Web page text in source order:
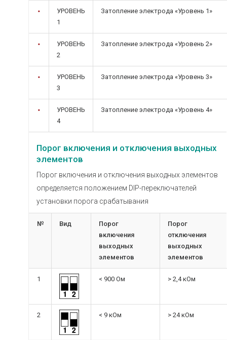
УРОВЕНЬ
1
Затопление электрода «Уровень 1»
УРОВЕНЬ
2
Затопление электрода «Уровень 2»
УРОВЕНЬ
3
Затопление электрода «Уровень 3»
УРОВЕНЬ
4
Затопление электрода «Уровень 4»
Порог включения и отключения выходных
элементов
Порог включения и отключения выходных элементов
определяется положением DIP-переключателей
установки порога срабатывания
№ Вид
Порог
включения
выходных
элементов
Порог
отключения
выходных
элементов
1 < 900 Ом > 2,4 кОм
2 < 9 кОм > 24 кОм